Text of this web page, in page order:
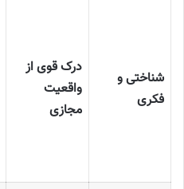
شناختی و
فکری
درک قوی از
واقعیت
مجازی